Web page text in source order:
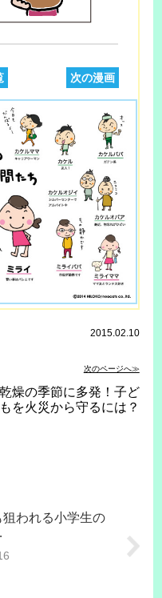
次の漫画
2015.02.10
次のページへ≫
乾燥の季節に多発！子ど
もを火災から守るには？
狙われる小学生の